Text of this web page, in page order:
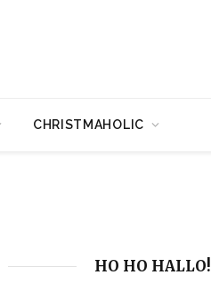
CHRISTMAHOLIC
HO HO HALLO!